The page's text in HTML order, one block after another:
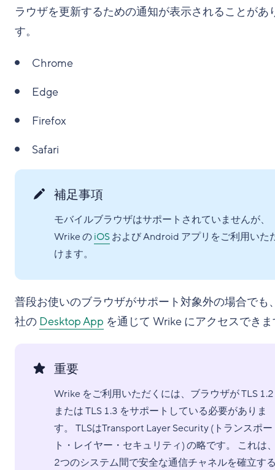
ラウザを更新するための通知が表示されることがあ
す。
Chrome
Edge
Firefox
Safari
補足事項
モバイルブラウザはサポートされていませんが、
Wrike のiOSおよび Android アプリをご利用いた
けます。
普段お使いのブラウザがサポート対象外の場合でも
社の Desktop App を通じて Wrike にアクセスでき
重要
Wrike をご利用いただくには、ブラウザが TLS 1.2
または TLS 1.3 をサポートしている必要がありま
す。 TLSはTransport Layer Security (トランスポー
ト・レイヤー・セキュリティ) の略です。 これは
2つのシステム間で安全な通信チャネルを確立す